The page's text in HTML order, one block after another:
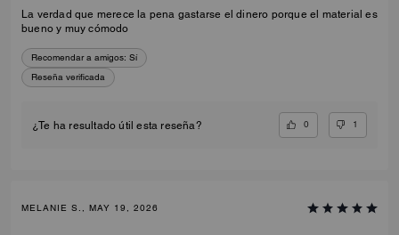
La verdad que merece la pena gastarse el dinero porque el material es
bueno y muy cómodo
Recomendar a amigos: Sí
Reseña verificada
¿Te ha resultado útil esta reseña? 0 1
MELANIE S., MAY 19, 2026